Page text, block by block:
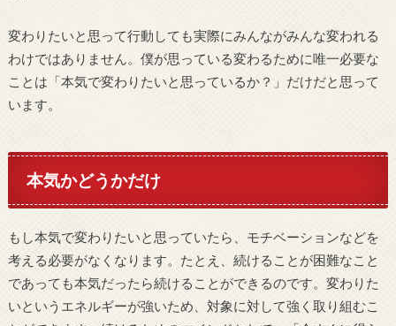
変わりたいと思って行動しても実際にみんながみんな変われる
わけではありません。僕が思っている変わるために唯一必要な
ことは「本気で変わりたいと思っているか？」だけだと思って
います。
本気かどうかだけ
もし本気で変わりたいと思っていたら、モチベーションなどを
考える必要がなくなります。たとえ、続けることが困難なこと
であっても本気だったら続けることができるのです。変わりた
いというエネルギーが強いため、対象に対して強く取り組むこ